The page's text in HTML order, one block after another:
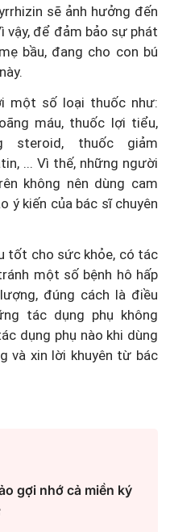
sẽ ảnh hưởng đến
vậy, để đảm bảo sự phát
bầu, đang cho con bú
một số loại thuốc như:
máu, thuốc lợi tiểu,
steroid, thuốc giảm
... Vì thế, những người
không nên dùng cam
ý kiến của bác sĩ chuyên
tốt cho sức khỏe, có tác
một số bệnh hô hấp
đúng cách là điều
tác dụng phụ không
dụng phụ nào khi dùng
và xin lời khuyên từ bác
gợi nhớ cả miền ký